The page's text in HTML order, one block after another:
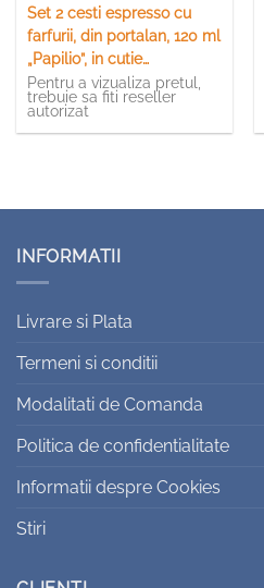
Set 2 cesti espresso cu
farfurii, din portalan, 120 ml
„Papilio”, in cutie
decorativa, Geometric
Pentru a vizualiza pretul,
trebuie sa fiti reseller
autorizat
INFORMATII
Livrare si Plata
Termeni si conditii
Modalitati de Comanda
Politica de confidentialitate
Informatii despre Cookies
Stiri